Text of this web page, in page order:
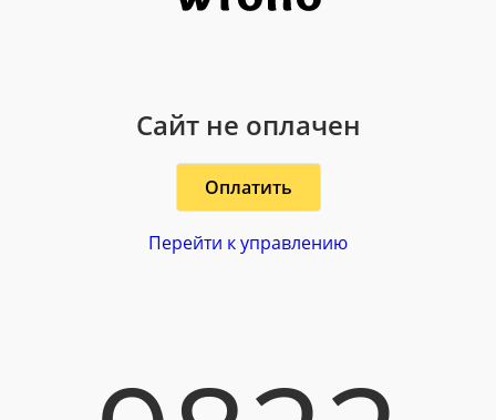
Сайт не оплачен
Оплатить
Перейти к управлению